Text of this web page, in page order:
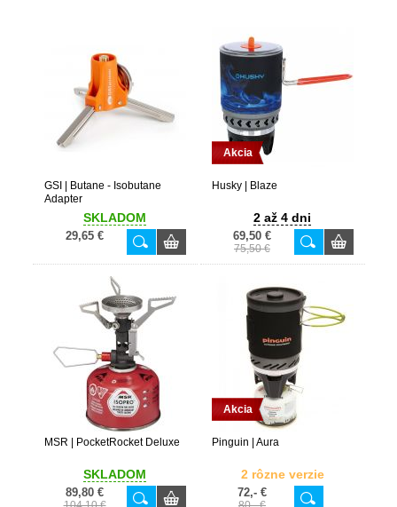
GSI | Butane - Isobutane
Adapter
SKLADOM
29,65 €
Akcia
Husky | Blaze
2 až 4 dni
69,50 €
75,50 €
MSR | PocketRocket Deluxe
SKLADOM
89,80 €
Akcia
Pinguin | Aura
2 rôzne verzie
72,- €